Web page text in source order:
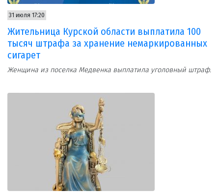
31 июля 17:20
Жительница Курской области выплатила 100
тысяч штрафа за хранение немаркированных
сигарет
Женщина из поселка Медвенка выплатила уголовный штраф.